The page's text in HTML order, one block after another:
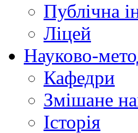
Публічна
Ліцей
Науково-
Кафедри
Змішане
Історія